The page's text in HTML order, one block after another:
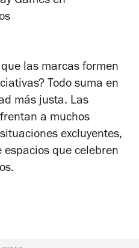
las marcas formen
Todo suma en
más justa. Las
a muchos
excluyentes,
que celebren